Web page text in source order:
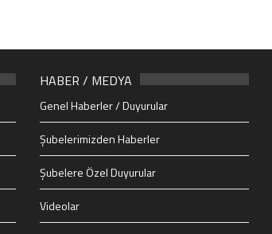
HABER / MEDYA
Genel Haberler / Duyurular
Şubelerimizden Haberler
Şubelere Özel Duyurular
Videolar